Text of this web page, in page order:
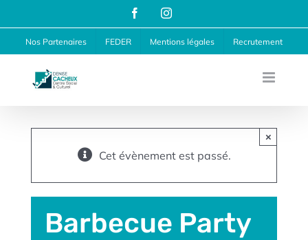
au
contenu
FacebookInstagram
Nos Partenaires FEDER Mentions légales Recrutement
Cet évènement est passé.
×
Barbecue Party